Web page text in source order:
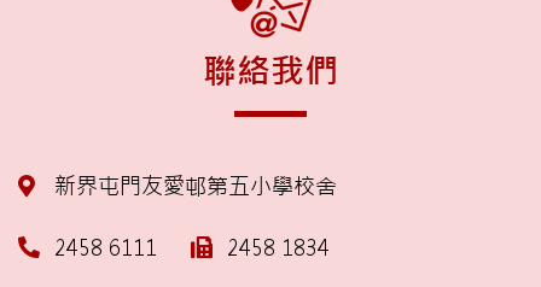
聯絡我們
新界屯門友愛邨第五小學校舍
2458 6111 2458 1834